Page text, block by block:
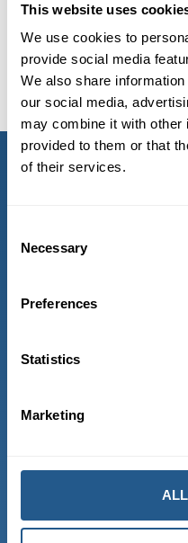
This website uses
We use cookies to
provide social media
We also share
our social media,
may combine it with other
provided to them or that
of their services.
Selection
Necessary
Preferences
Statistics
Marketing
Kan sjukdom eller
styrkas utgår
ovanstående.
E-post:
HÄRIFRÅN GÅR BÅTEN
111 30 Stockholm